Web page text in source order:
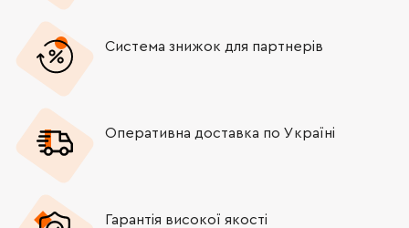
Система знижок для партнерів
Оперативна доставка по Україні
Гарантія високої якості